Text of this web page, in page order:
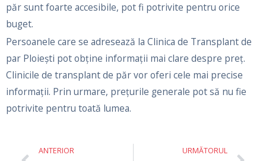
păr sunt foarte accesibile, pot fi potrivite pentru orice
buget.
Persoanele care se adresează la Clinica de Transplant de
par Ploieşti pot obţine informaţii mai clare despre preț.
Clinicile de transplant de păr vor oferi cele mai precise
informații. Prin urmare, prețurile generale pot să nu fie
potrivite pentru toată lumea.
Prev
ANTERIOR URMĂTORUL